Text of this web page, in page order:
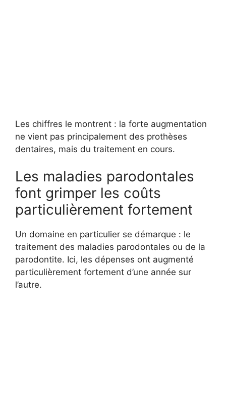
Les chiffres le montrent : la forte augmentation
ne vient pas principalement des prothèses
dentaires, mais du traitement en cours.
Les maladies parodontales
font grimper les coûts
particulièrement fortement
Un domaine en particulier se démarque : le
traitement des maladies parodontales ou de la
parodontite. Ici, les dépenses ont augmenté
particulièrement fortement d’une année sur
l’autre.